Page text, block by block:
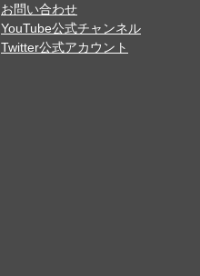
お問い合わせ
YouTube公式チャンネル
Twitter公式アカウント